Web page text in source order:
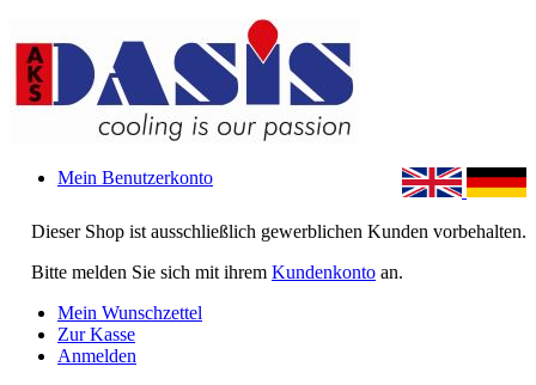
Dieser Shop ist ausschließlich gewerblichen Kunden vorbehalten.
Bitte melden Sie sich mit ihrem Kundenkonto an.
Mein Benutzerkonto
Mein Wunschzettel
Zur Kasse
Anmelden